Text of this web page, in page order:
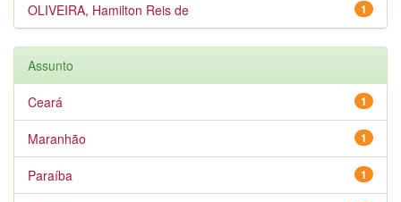
1
OLIVEIRA, Hamilton Reis de
Assunto
1
Ceará
1
Maranhão
1
Paraíba